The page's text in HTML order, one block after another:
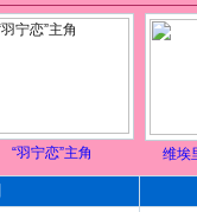
“羽宁恋”主角 维埃